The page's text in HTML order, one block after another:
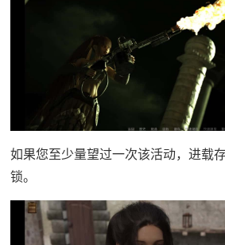
如果您至少量望过一次该活动，进载
锁。